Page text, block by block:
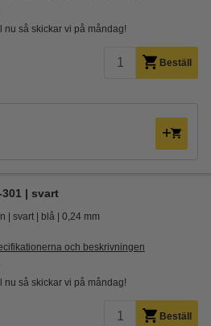
nu så skickar vi på måndag!
Beställ
| svart
svart blå 0,24 mm
och beskrivningen
nu så skickar vi på måndag!
Beställ